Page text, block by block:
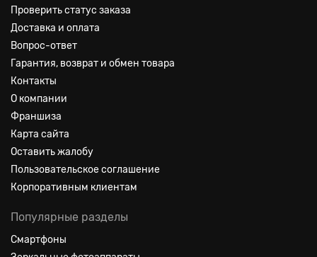
Проверить статус заказа
Доставка и оплата
Вопрос-ответ
Гарантия, возврат и обмен товара
Контакты
О компании
Франшиза
Карта сайта
Оставить жалобу
Пользовательское соглашение
Корпоративным клиентам
Популярные разделы
Смартфоны